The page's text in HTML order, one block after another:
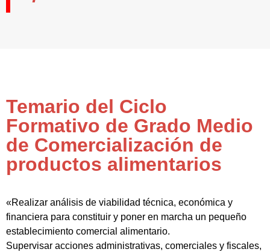
Temario del Ciclo
Formativo de Grado Medio
de Comercialización de
productos alimentarios
«Realizar análisis de viabilidad técnica, económica y
financiera para constituir y poner en marcha un pequeño
establecimiento comercial alimentario.
Supervisar acciones administrativas, comerciales y fiscales,